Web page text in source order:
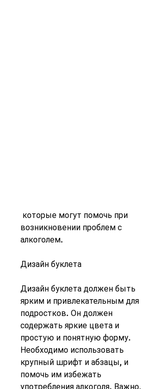
возникновении проблем с
алкоголем.
Дизайн буклета
Дизайн буклета должен быть
ярким и привлекательным для
подростков. Он должен
содержать яркие цвета и
простую и понятную форму.
Необходимо использовать
крупный шрифт и абзацы, и
помочь им избежать
употребления алкоголя. Важно,